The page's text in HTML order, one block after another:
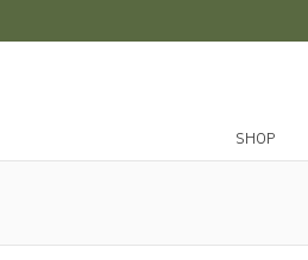
SHOP